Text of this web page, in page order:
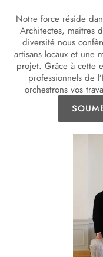
Notre force réside
Architectes, maîtres
diversité nous
artisans locaux et une
projet. Grâce à cette
professionnels de
orchestrons vos